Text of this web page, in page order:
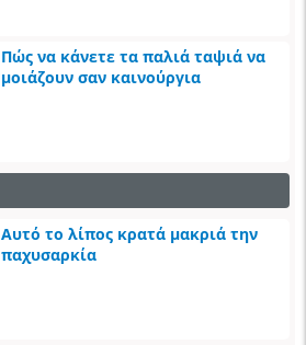
Πώς να κάνετε τα παλιά ταψιά να
μοιάζουν σαν καινούργια
Αυτό το λίπος κρατά μακριά την
παχυσαρκία